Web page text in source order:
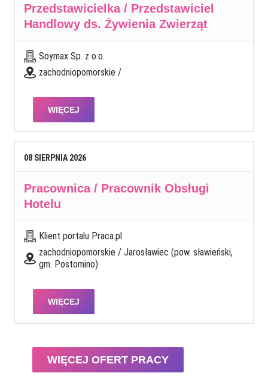
Przedstawicielka / Przedstawiciel
Handlowy ds. Żywienia Zwierząt
Soymax Sp. z o.o.
zachodniopomorskie /
WIĘCEJ
08 SIERPNIA 2026
Pracownica / Pracownik Obsługi
Hotelu
Klient portalu Praca.pl
zachodniopomorskie / Jarosławiec (pow. sławieński,
gm. Postomino)
WIĘCEJ
WIĘCEJ OFERT PRACY